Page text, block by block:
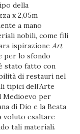
della
x 2,05m
a mano
nobili, come fili
ispirazioneArt
per lo sfondo
stato fatto con
di restauri nel
tipici dell’Arte
Medioevo per
di Dio e la Beata
voluto esaltare
tali materiali.